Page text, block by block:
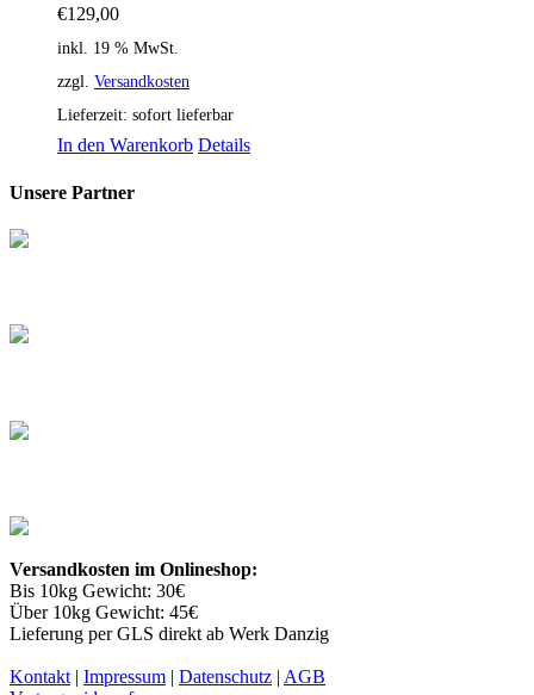
€129,00
inkl. 19 % MwSt.
zzgl. Versandkosten
Lieferzeit: sofort lieferbar
In den Warenkorb Details
Unsere Partner
Versandkosten im Onlineshop:
Bis 10kg Gewicht: 30€
Über 10kg Gewicht: 45€
Lieferung per GLS direkt ab Werk Danzig
Kontakt| Impressum Datenschutz AGB